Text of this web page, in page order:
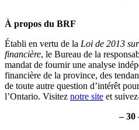
À propos du BRF
Établi en vertu de la Loi de 2013
financière, le Bureau de la
mandat de fournir une analyse
financière de la province, des
de toute autre question d’intérêt
l’Ontario. Visitez notre site et
– 30